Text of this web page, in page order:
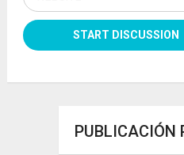
PUBLICACIÓN